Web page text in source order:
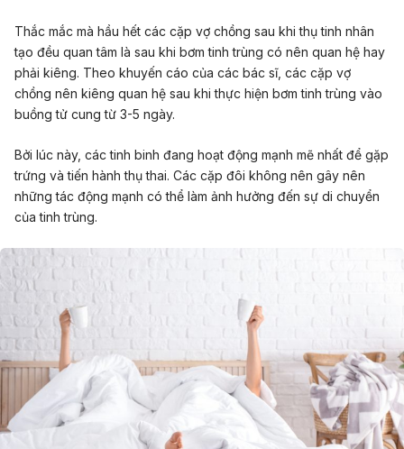
Thắc mắc mà hầu hết các cặp vợ chồng sau khi thụ tinh nhân
tạo đều quan tâm là sau khi bơm tinh trùng có nên quan hệ hay
phải kiêng. Theo khuyến cáo của các bác sĩ, các cặp vợ
chồng nên kiêng quan hệ sau khi thực hiện bơm tinh trùng vào
buồng tử cung từ 3-5 ngày.
Bởi lúc này, các tinh binh đang hoạt động mạnh mẽ nhất để gặp
trứng và tiến hành thụ thai. Các cặp đôi không nên gây nên
những tác động mạnh có thể làm ảnh hưởng đến sự di chuyển
của tinh trùng.